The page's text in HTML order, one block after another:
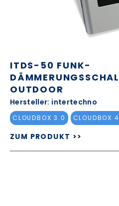
ITDS-50 FUNK-
OUTDOOR
Hersteller: intertechno
CLOUDBOX 3.0 CLOUDBOX
ZUM PRODUKT >>